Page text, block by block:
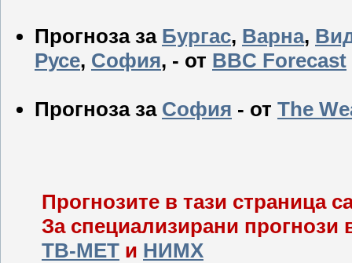
Прогноза за Бургас, Варна,
Русе, София, - от BBC Forecast
Прогноза за София - от The
Прогнозите в тази страница
За специализирани прогнози
ТВ-МЕТ и НИМХ